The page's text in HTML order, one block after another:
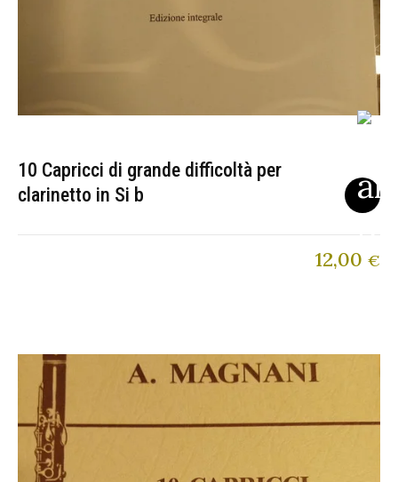
10 Capricci di grande difficoltà per
clarinetto in Si b
12,00 €